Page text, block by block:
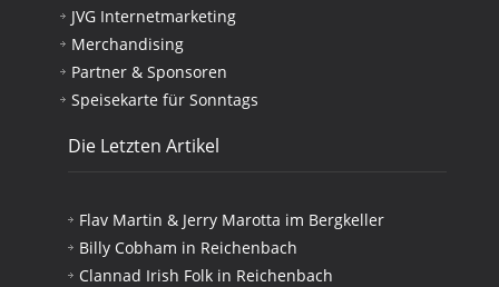
JVG Internetmarketing
Merchandising
Partner & Sponsoren
Speisekarte für Sonntags
Die Letzten Artikel
Flav Martin & Jerry Marotta im Bergkeller
Billy Cobham in Reichenbach
Clannad Irish Folk in Reichenbach